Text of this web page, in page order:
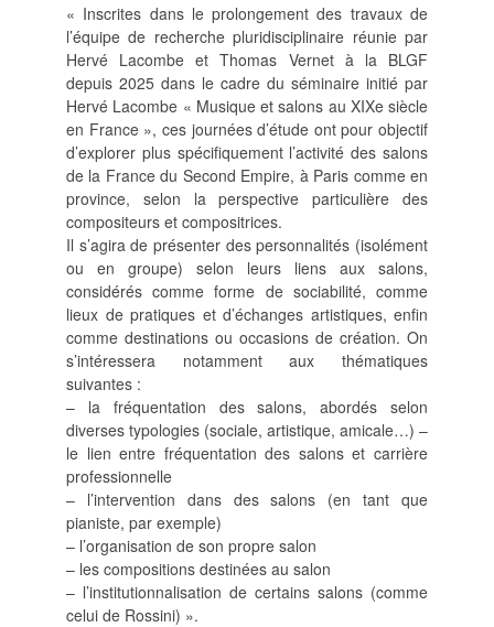
INFORMATIONS
MENTIONS LÉGALES,
CRÉDITS & CGU
NOUS CONTACTER
SUIVRE LA RMO
mailchimpfacebook instagram
google linkedinyoutube
« Inscrites dans le prolongement des travaux de
l’équipe de recherche pluridisciplinaire réunie par
Hervé Lacombe et Thomas Vernet à la BLGF
depuis 2025 dans le cadre du séminaire initié par
Hervé Lacombe « Musique et salons au XIXe siècle
en France », ces journées d’étude ont pour objectif
d’explorer plus spécifiquement l’activité des salons
de la France du Second Empire, à Paris comme en
province, selon la perspective particulière des
compositeurs et compositrices.
Il s’agira de présenter des personnalités (isolément
ou en groupe) selon leurs liens aux salons,
considérés comme forme de sociabilité, comme
lieux de pratiques et d’échanges artistiques, enfin
comme destinations ou occasions de création. On
s’intéressera notamment aux thématiques
suivantes :
– la fréquentation des salons, abordés selon
diverses typologies (sociale, artistique, amicale…) –
le lien entre fréquentation des salons et carrière
professionnelle
– l’intervention dans des salons (en tant que
pianiste, par exemple)
– l’organisation de son propre salon
– les compositions destinées au salon
– l’institutionnalisation de certains salons (comme
celui de Rossini) ».